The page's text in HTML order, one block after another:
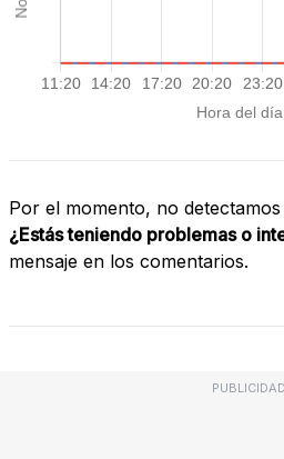
Por el momento, no
¿Estás teniendo problemas o
mensaje en los comentarios.
PUBLICIDAD